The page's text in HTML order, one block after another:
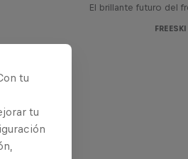
El brillante futuro del
FREESKI
tu
tu